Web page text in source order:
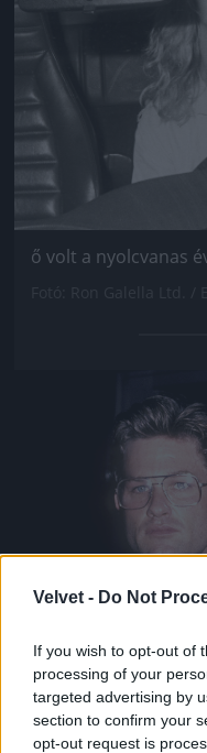
Velvet - Do Not
If you wish to opt-out of
processing of your
targeted advertising by
section to confirm your
opt-out request is
ő volt a nyolcvanas